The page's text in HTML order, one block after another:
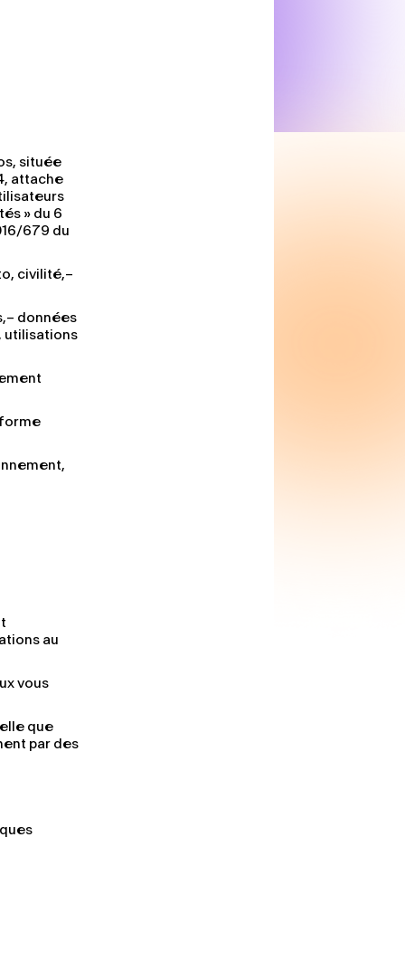
située
attache
» du 6
679 du
civilité,–
données
utilisations
au
vous
que
par des